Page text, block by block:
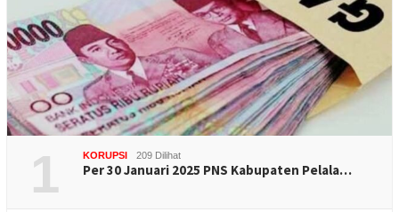
1 KORUPSI 209 Dilihat
Per 30 Januari 2025 PNS Kabupaten Pelala…